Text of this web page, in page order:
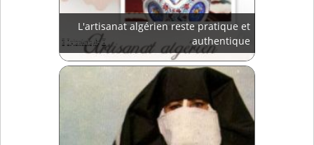
L'artisanat algérien reste pratique et
authentique